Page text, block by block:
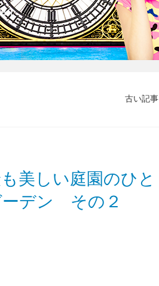
介
古い記事
美しい庭園のひと
ーデン その２